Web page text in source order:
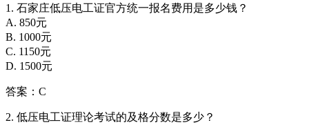
1. 石家庄低压电工证官方统一报名费用是多少钱？
A. 850元
B. 1000元
C. 1150元
D. 1500元
答案：C
2. 低压电工证理论考试的及格分数是多少？